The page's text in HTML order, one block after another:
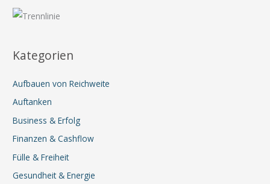
Kategorien
Aufbauen von Reichweite
Auftanken
Business & Erfolg
Finanzen & Cashflow
Fülle & Freiheit
Gesundheit & Energie